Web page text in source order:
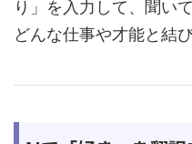
り」を入力して、聞い
どんな仕事や才能と結